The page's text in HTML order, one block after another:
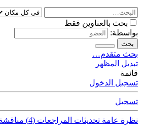
بحث بالعناوين فقط
بواسطة:
بحث
بحث متقدم…
تبديل المظهر
قائمة
تسجيل الدخول
تسجيل
نظرة عامة تحديثات المراجعات (4)